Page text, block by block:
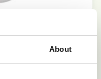
About